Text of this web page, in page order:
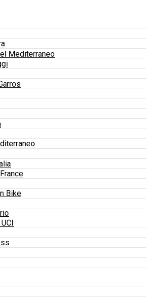
Mediterraneo
Bike